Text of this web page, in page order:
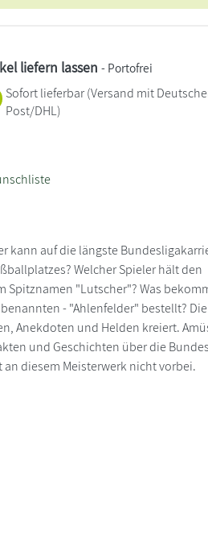
liefern lassen - Portofrei
Sofort lieferbar(Versand mit
Post/DHL)
kann auf die längste
Welcher Spieler hält den
Spitznamen "Lutscher"? Was
- "Ahlenfelder" bestellt?
Anekdoten und Helden kreiert.
und Geschichten über die
diesem Meisterwerk nicht vorbei.